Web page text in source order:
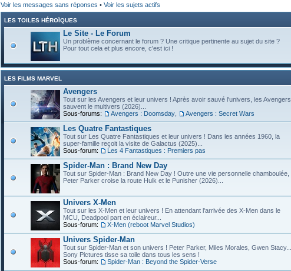
Voir les messages sans réponses • Voir les sujets actifs
LES TOILES HÉROÏQUES
Le Site - Le Forum
Un problème concernant le forum ? Une critique pertinente au sujet du site ?
Pour tout cela et plus encore, c'est ici !
LES FILMS MARVEL
Avengers
Tout sur les Avengers et leur univers ! Après avoir sauvé l'univers, les Avengers
sauvent le multivers (2026)...
Sous-forums:
Avengers : Doomsday Avengers : Secret Wars
Les Quatre Fantastiques
Tout sur Les Quatre Fantastiques et leur univers ! Dans les années 1960, la
super-famille reçoit la visite de Galactus (2025)...
Sous-forum:
Les 4 Fantastiques : Premiers pas
Spider-Man : Brand New Day
Tout sur Spider-Man : Brand New Day ! Outre une vie personnelle chamboulée,
Peter Parker croise la route Hulk et le Punisher (2026)...
Univers X-Men
Tout sur les X-Men et leur univers ! En attendant l'arrivée des X-Men dans le
MCU, Deadpool part en éclaireur...
Sous-forum:
X-Men (reboot Marvel Studios)
Univers Spider-Man
Tout sur Spider-Man et son univers ! Peter Parker, Miles Morales, Gwen Stacy...
Sony Pictures tisse sa toile dans tous les sens !
Sous-forum:
Spider-Man : Beyond the Spider-Verse